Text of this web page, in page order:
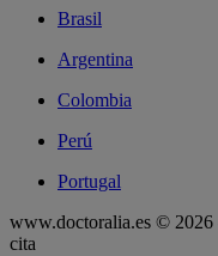
Brasil
Argentina
Colombia
Perú
Portugal
www.doctoralia.es © 2026
cita